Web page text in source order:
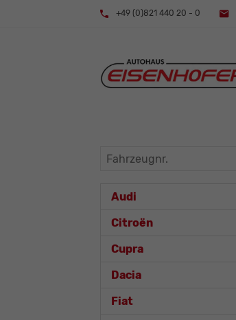
+49 (0)821 440 20 - 0
Fahrzeugnr.
Audi
Citroën
Cupra
Dacia
Fiat